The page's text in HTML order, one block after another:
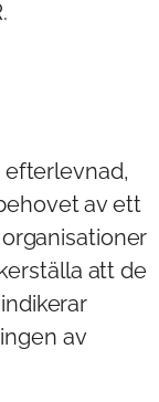
efterlevnad,
av ett
att de
av